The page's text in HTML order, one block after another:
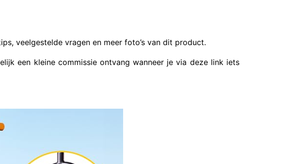
veelgestelde vragen en meer foto’s van dit product.
een kleine commissie ontvang wanneer je via deze link iets